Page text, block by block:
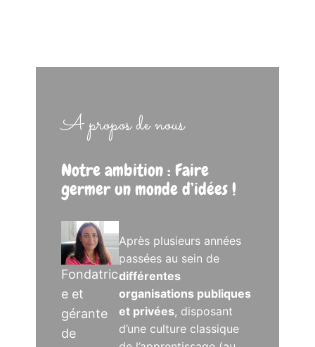
A propos de nous
Notre ambition : Faire
germer un monde d’idées !
Fondatric
e et
gérante
de
Après plusieurs années
passées au sein de
différentes
organisations publiques
et privées, disposant
d’une culture classique